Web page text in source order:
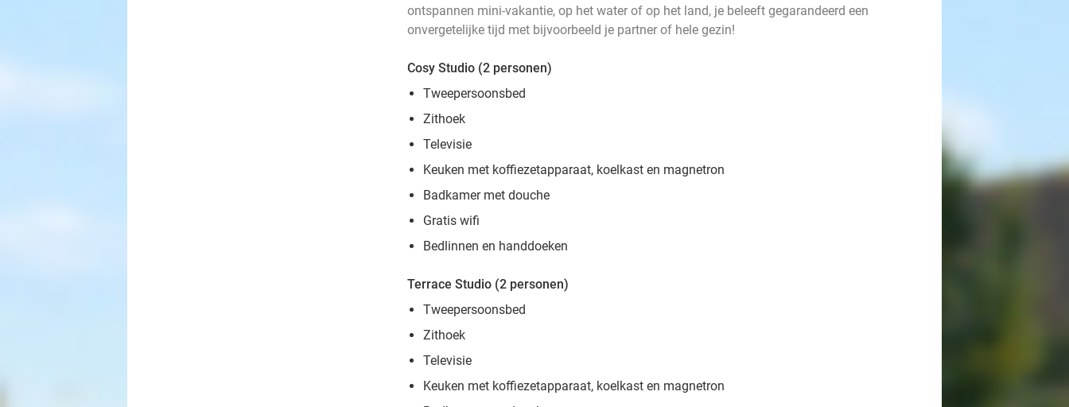
ontspannen mini-vakantie, op het water of op het land, je beleeft gegarandeerd een
onvergetelijke tijd met bijvoorbeeld je partner of hele gezin!
Cosy Studio (2 personen)
Tweepersoonsbed
Zithoek
Televisie
Keuken met koffiezetapparaat, koelkast en magnetron
Badkamer met douche
Gratis wifi
Bedlinnen en handdoeken
Terrace Studio (2 personen)
Tweepersoonsbed
Zithoek
Televisie
Keuken met koffiezetapparaat, koelkast en magnetron